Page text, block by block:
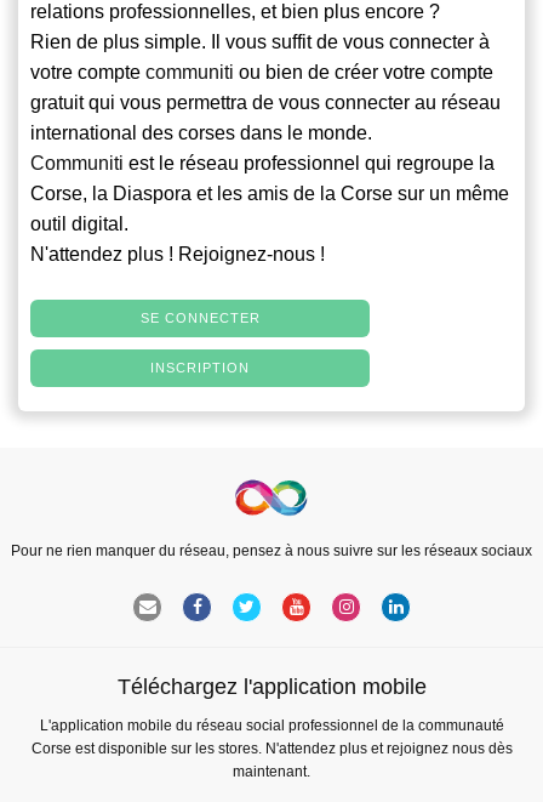
relations professionnelles, et bien plus encore ?
Rien de plus simple. Il vous suffit de vous connecter à
votre compte communiti ou bien de créer votre compte
gratuit qui vous permettra de vous connecter au réseau
international des corses dans le monde.
Communiti est le réseau professionnel qui regroupe la
Corse, la Diaspora et les amis de la Corse sur un même
outil digital.
N'attendez plus ! Rejoignez-nous !
SE CONNECTER
INSCRIPTION
Pour ne rien manquer du réseau, pensez à nous suivre sur les réseaux sociaux
Téléchargez l'application mobile
L'application mobile du réseau social professionnel de la communauté
Corse est disponible sur les stores. N'attendez plus et rejoignez nous dès
maintenant.